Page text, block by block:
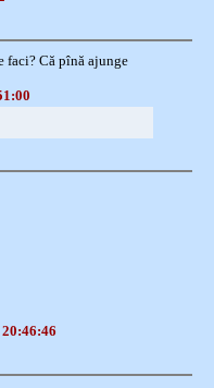
faci? Că pînă ajunge